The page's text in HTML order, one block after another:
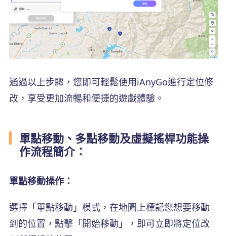
通過以上步驟，您即可輕鬆使用iAnyGo進行定位修
改，享受更加流暢和便捷的遊戲體驗。
單點移動、多點移動及虛擬搖桿功能操
作流程簡介：
單點移動操作：
選擇「單點移動」模式，在地圖上標記您想要移動
到的位置，點擊「開始移動」，即可立即將定位改